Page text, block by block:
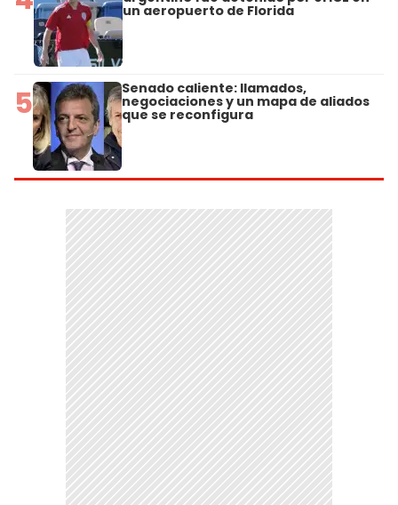
un aeropuerto de Florida
5 Senado caliente: llamados,
negociaciones y un mapa de aliados
que se reconfigura